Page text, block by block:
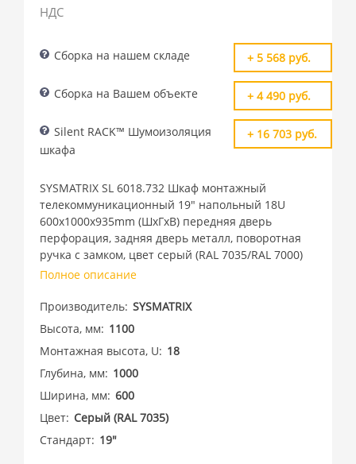
НДС
Сборка на нашем складе + 5 568 руб.
Сборка на Вашем объекте + 4 490 руб.
Silent RACK™ Шумоизоляция
шкафа
+ 16 703 руб.
SYSMATRIX SL 6018.732 Шкаф монтажный
телекоммуникационный 19" напольный 18U
600x1000x935mm (ШхГхВ) передняя дверь
перфорация, задняя дверь металл, поворотная
ручка с замком, цвет серый (RAL 7035/RAL 7000)
Полное описание
Производитель SYSMATRIX
Высота, мм
1100
Монтажная высота, U
18
Глубина, мм
1000
Ширина, мм 600
Цвет Cерый (RAL 7035)
Стандарт 19"